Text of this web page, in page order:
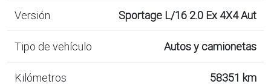
Versión Sportage L/16 2.0 Ex 4X4 Aut
Tipo de vehículo Autos y camionetas
Kilómetros 58351 km